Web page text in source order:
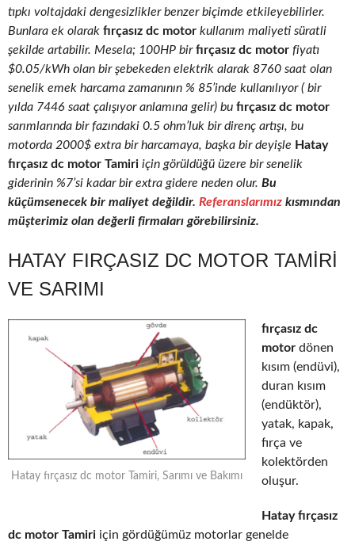
tıpkı voltajdaki dengesizlikler benzer biçimde etkileyebilirler.
Bunlara ek olarak fırçasız dc motor kullanım maliyeti süratli
şekilde artabilir. Mesela; 100HP birfırçasız dc motor fiyatı
$0.05/kWh olan bir şebekeden elektrik alarak 8760 saat olan
senelik emek harcama zamanının % 85’inde kullanılıyor ( bir
yılda 7446 saat çalışıyor anlamına gelir) bu fırçasız dc motor
sarımlarında bir fazındaki 0.5 ohm’luk bir direnç artışı, bu
motorda 2000$ extra bir harcamaya, başka bir deyişle Hatay
fırçasız dc motor Tamiri için görüldüğü üzere bir senelik
giderinin %7’si kadar bir extra gidere neden olur. Bu
küçümsenecek bir maliyet değildir. Referanslarımız kısmından
müşterimiz olan değerli firmaları görebilirsiniz.
HATAY FIRÇASIZ DC MOTOR TAMIRI
VE SARIMI
Hatay fırçasız dc motor Tamiri, Sarımı ve Bakımı
fırçasız dc
motor dönen
kısım (endüvi),
duran kısım
(endüktör),
yatak, kapak,
fırça ve
kolektörden
oluşur.
Hatay fırçasız
dc motor Tamiri için gördüğümüz motorlar genelde